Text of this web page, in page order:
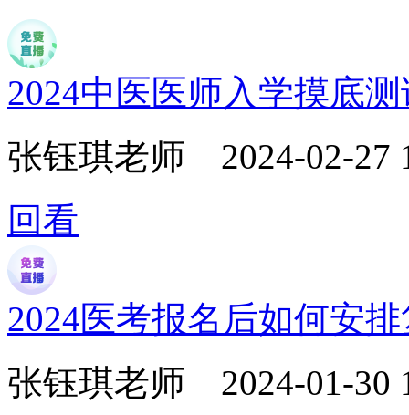
2024中医医师入学摸底
张钰琪老师 2024-02-27
回看
2024医考报名后如何安
张钰琪老师 2024-01-30